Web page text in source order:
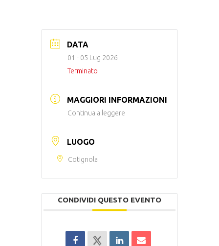
DATA
01 - 05 Lug 2026
Terminato
MAGGIORI INFORMAZIONI
Continua a leggere
LUOGO
Cotignola
CONDIVIDI QUESTO EVENTO